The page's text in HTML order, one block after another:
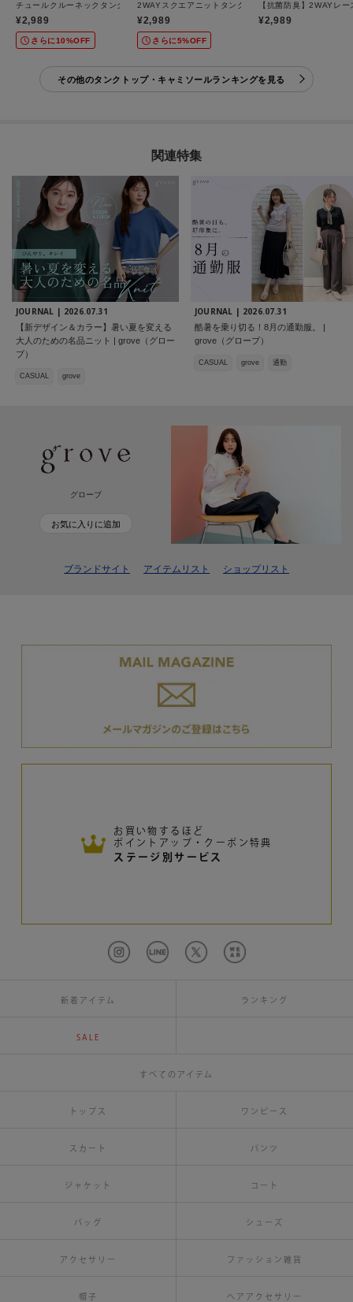
チュールクルーネックタンクトップ
¥2,989
さらに10%OFF
2WAYスクエアニットタンク
¥2,989
さらに5%OFF
【抗菌防臭】2WAYレー
¥2,989
その他のタンクトップ・キャミソールランキングを見る
関連特集
JOURNAL | 2026.07.31
【新デザイン＆カラー】暑い夏を変える
大人のための名品ニット | grove（グロー
ブ）
CASUAL grove
JOURNAL | 2026.07.31
酷暑を乗り切る！8月の通勤服。 |
grove（グローブ）
CASUAL grove 通勤
グローブ
お気に入りに追加
ブランドサイト アイテムリスト ショップリスト
お買い物するほど
ポイントアップ・クーポン特典
ステージ別サービス
新着アイテム ランキング
SALE
すべてのアイテム
トップス ワンピース
スカート パンツ
ジャケット コート
バッグ シューズ
アクセサリー ファッション雑貨
帽子 ヘアアクセサリー